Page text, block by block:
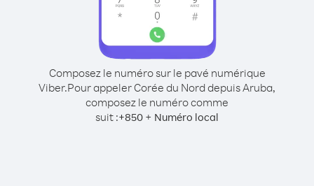
Composez le numéro sur le pavé numérique
Viber.Pour appeler Corée du Nord depuis Aruba,
composez le numéro comme
suit :+850 + Numéro local